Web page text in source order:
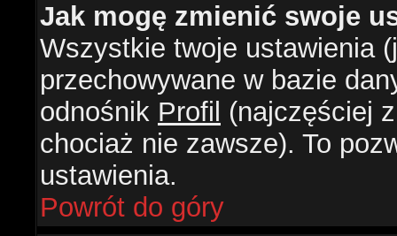
Jak mogę zmienić swoje
Wszystkie twoje ustawienia
przechowywane w bazie
odnośnik Profil (najczęściej
chociaż nie zawsze). To
ustawienia.
Powrót do góry